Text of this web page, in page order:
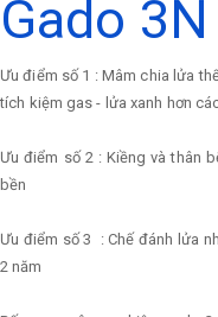
Gado 3N
Ưu điểm số 1 : Mâm chia lửa
tích kiệm gas - lửa xanh hơn
Ưu điểm số 2 : Kiềng và thân
bền
Ưu điểm số 3 : Chế đánh lửa
2 năm